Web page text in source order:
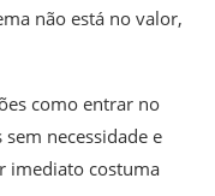
não está no valor,
como entrar no
necessidade e
imediato costuma